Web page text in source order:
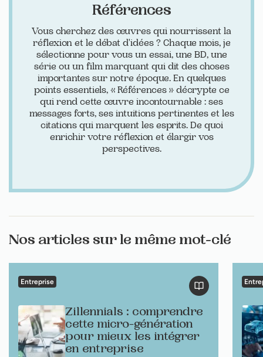
Références
Vous cherchez des œuvres qui nourrissent la
réflexion et le débat d'idées ? Chaque mois, je
sélectionne pour vous un essai, une BD, une
série ou un film marquant qui dit des choses
importantes sur notre époque. En quelques
points essentiels, « Références » décrypte ce
qui rend cette œuvre incontournable : ses
messages forts, ses intuitions pertinentes et les
citations qui marquent les esprits. De quoi
enrichir votre réflexion et élargir vos
perspectives.
Nos articles sur le même mot-clé
Entreprise
Zillennials : comprendre
cette micro-génération
pour mieux les intégrer
en entreprise